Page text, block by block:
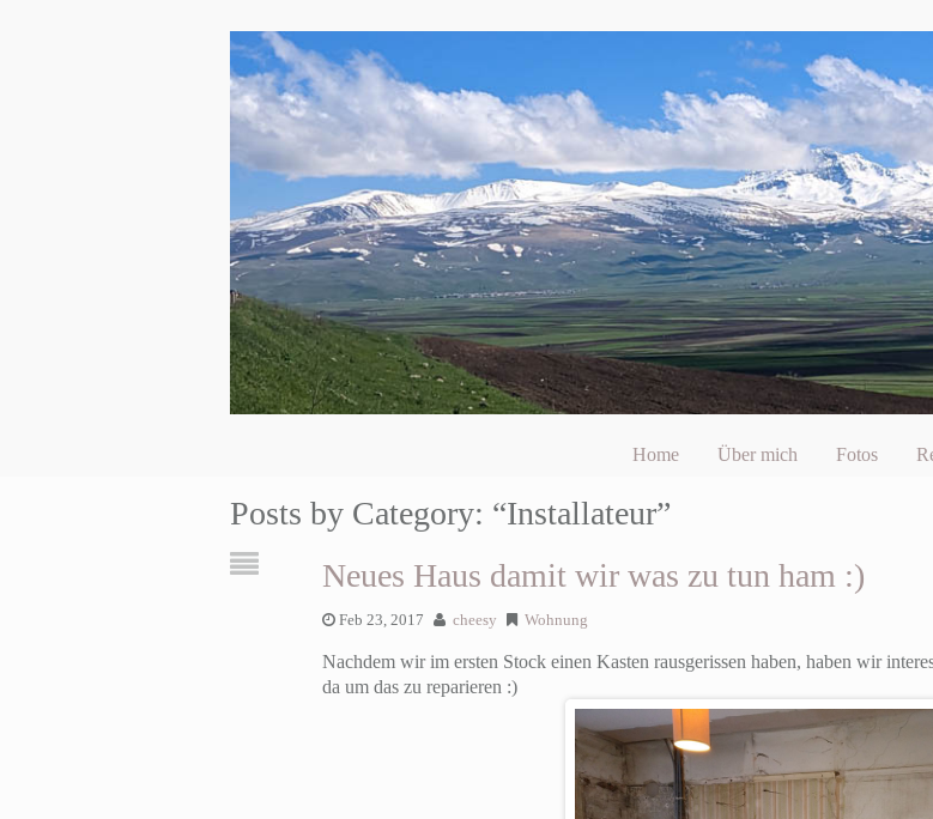
Home Über mich Fotos
Posts by Category: “Installateur”
Neues Haus damit wir was zu tun ham :)
Feb 23, 2017 cheesy Wohnung
Nachdem wir im ersten Stock einen Kasten rausgerissen haben, haben wir
da um das zu reparieren :)